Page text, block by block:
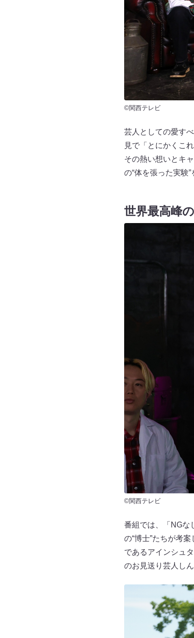
©関西テレビ
芸人としての愛す
見で「とにかくこ
その熱い想いとキ
の“体を張った実験
世界最高峰
©関西テレビ
番組では、「NGな
の“博士”たちが考
であるアインシュ
のお見送り芸人し